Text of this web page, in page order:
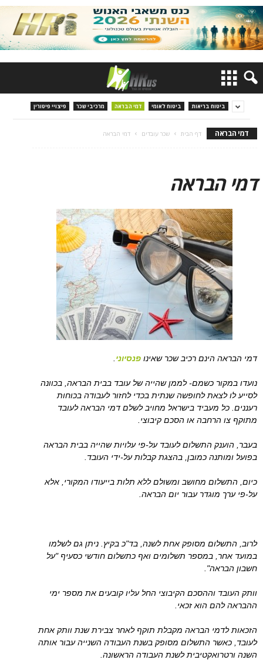
ביטוח בריאות ביטוח לאומי דמי הבראה מרכיבי שכר פיצויי פיטורין
דמי הבראה דף הבית שכר עובדים דמי הבראה
דמי הבראה
דמי הבראה הינם רכיב שכר שאינו פנסיוני
נועדו במקור כשמם- לממן שהייה של עובד בבית הבראה, בכוונה
לסייע לו לצאת לחופשה שנתית בכדי לחזור לעבודה בכוחות
רעננים. כל מעביד בישראל מחויב לשלם דמי הבראה לעובד
מתוקף צו הרחבה או הסכם קיבוצי.
בעבר, הוענק התשלום לעובד על-פי עלויות שהייה בבית הבראה
בפועל ומותנה כמובן, בהצגת קבלות על-ידי העובד.
כיום, התשלום מחושב ומשולם ללא תלות בייעודו המקורי, אלא
על-פי ערך מוגדר עבור יום הבראה.
לרוב, התשלום מסופק אחת לשנה, בד"כ בקיץ. ניתן גם לשלמו
במועד אחר, במספר תשלומים ואף כתשלום חודשי כסעיף "על
חשבון הבראה".
וותק העובד וההסכם הקיבוצי החל עליו קובעים את מספר ימי
ההבראה להם הוא זכאי.
הזכאות לדמי הבראה מקבלת תוקף לאחר צבירת שנת וותק אחת
לעובד, כאשר התשלום מסופק בשנת העבודה השנייה עבור אותה
השנה ורטרואקטיבית לשנת העבודה הראשונה.